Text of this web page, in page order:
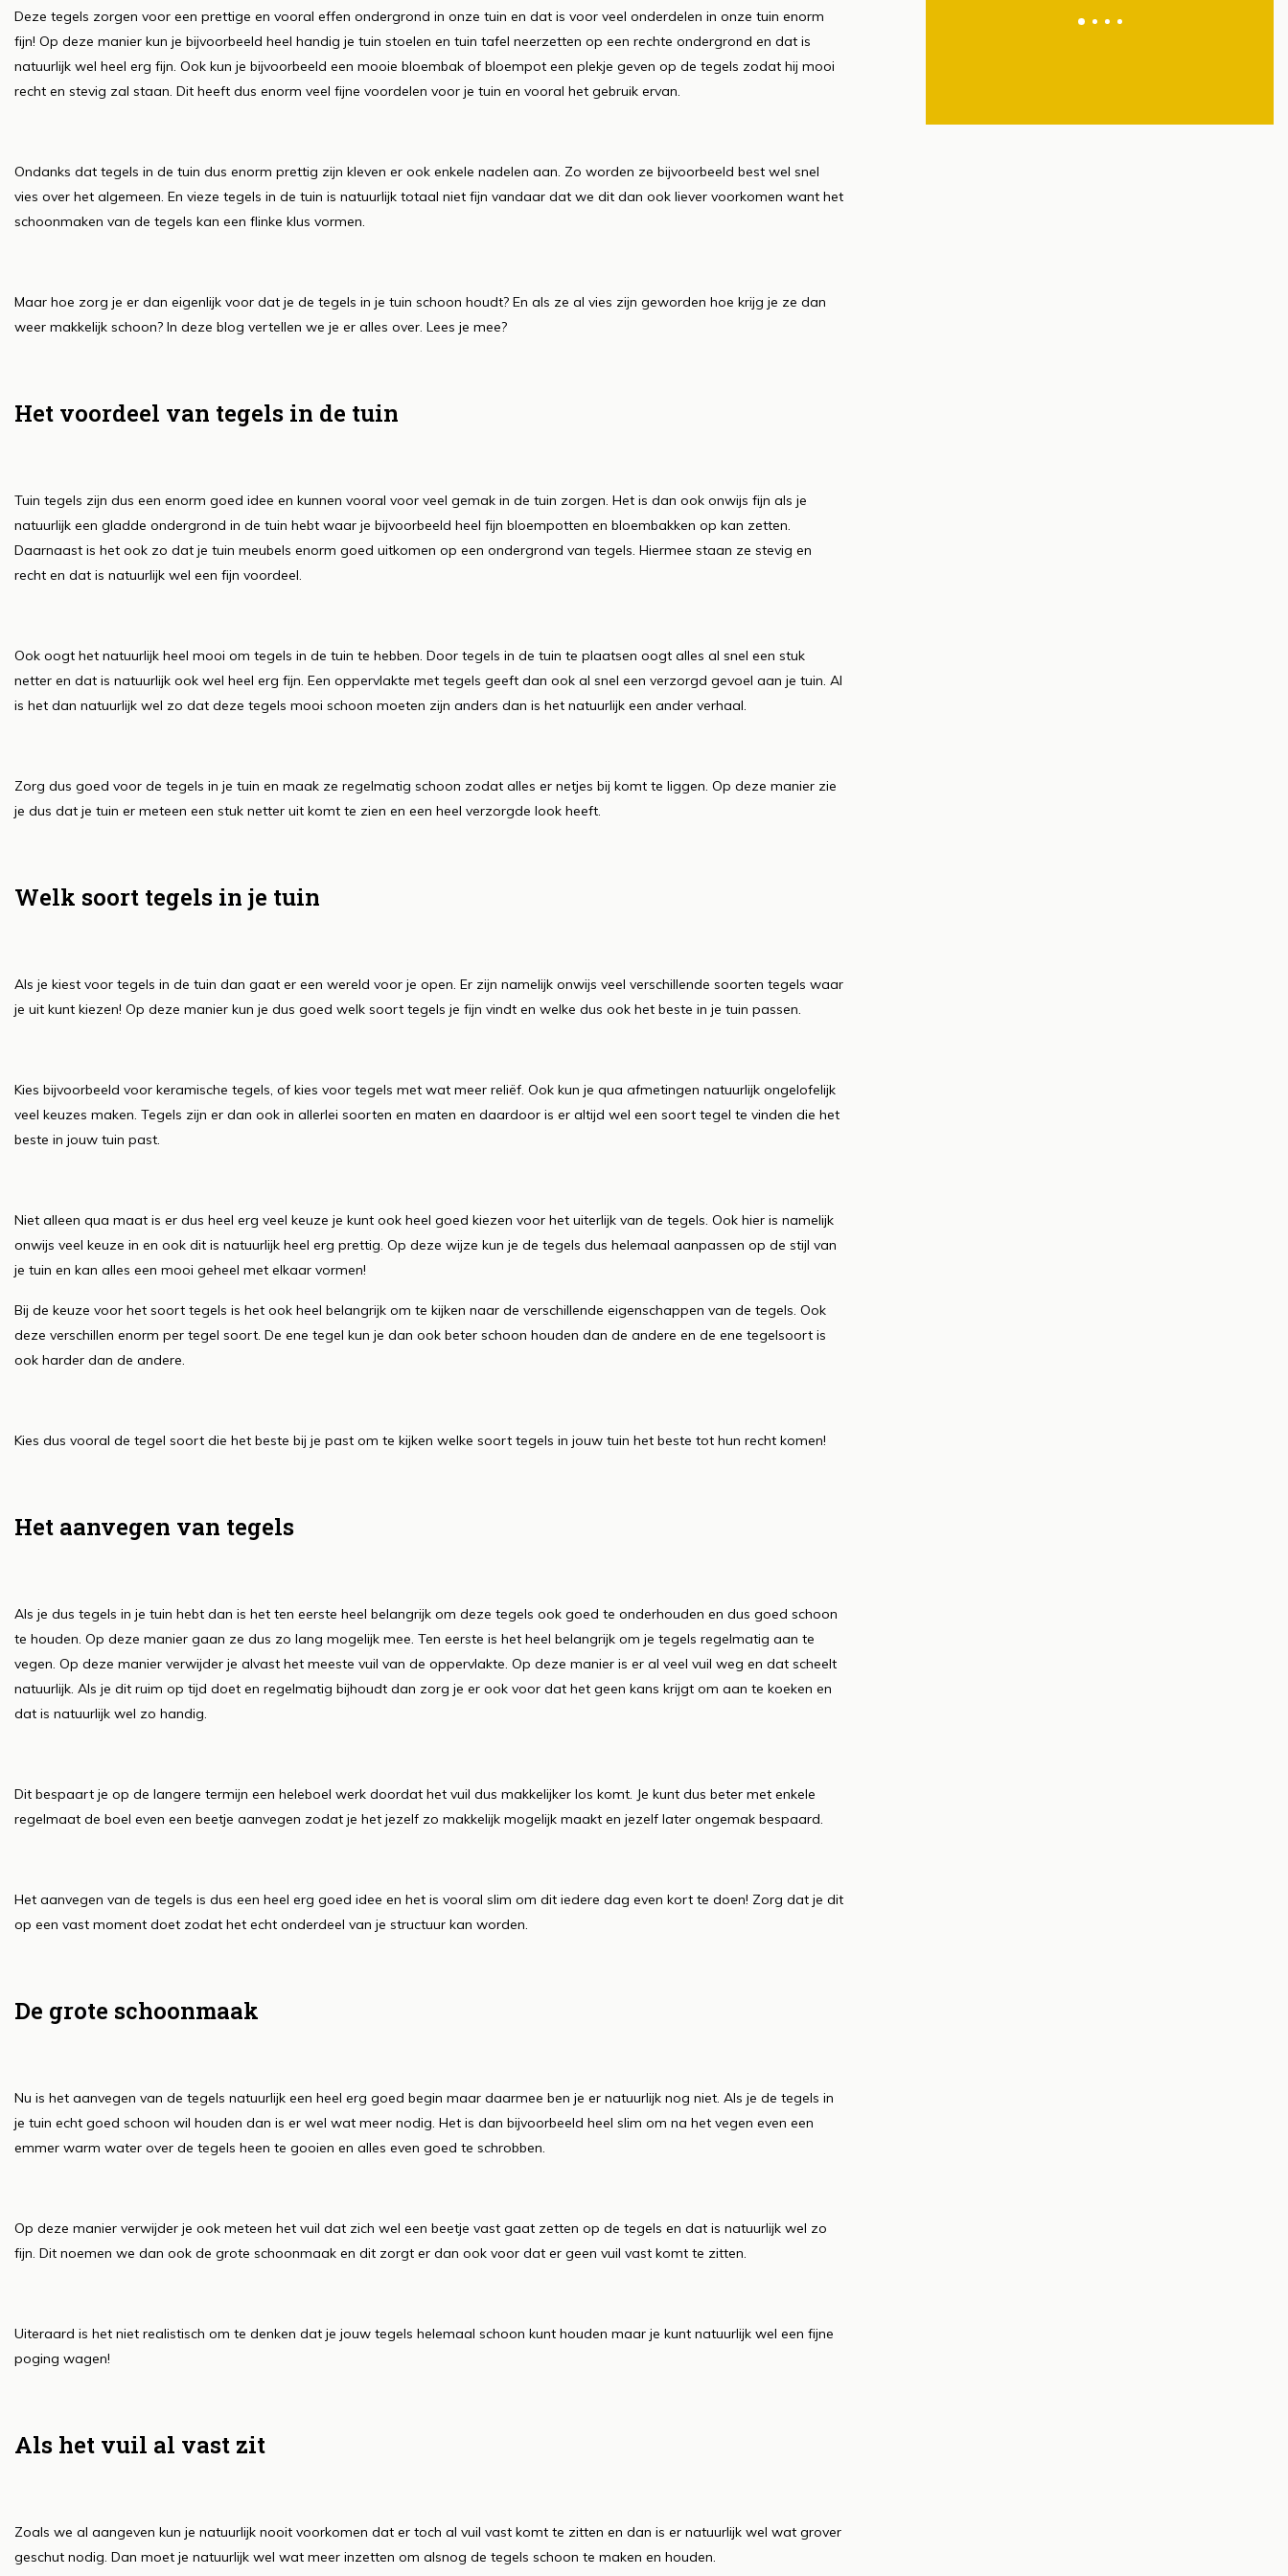
Deze tegels zorgen voor een prettige en vooral effen ondergrond in onze tuin en dat is voor veel onderdelen in onze tuin enorm
fijn! Op deze manier kun je bijvoorbeeld heel handig je tuin stoelen en tuin tafel neerzetten op een rechte ondergrond en dat is
natuurlijk wel heel erg fijn. Ook kun je bijvoorbeeld een mooie bloembak of bloempot een plekje geven op de tegels zodat hij mooi
recht en stevig zal staan. Dit heeft dus enorm veel fijne voordelen voor je tuin en vooral het gebruik ervan.
Ondanks dat tegels in de tuin dus enorm prettig zijn kleven er ook enkele nadelen aan. Zo worden ze bijvoorbeeld best wel snel
vies over het algemeen. En vieze tegels in de tuin is natuurlijk totaal niet fijn vandaar dat we dit dan ook liever voorkomen want het
schoonmaken van de tegels kan een flinke klus vormen.
Maar hoe zorg je er dan eigenlijk voor dat je de tegels in je tuin schoon houdt? En als ze al vies zijn geworden hoe krijg je ze dan
weer makkelijk schoon? In deze blog vertellen we je er alles over. Lees je mee?
Het voordeel van tegels in de tuin
Tuin tegels zijn dus een enorm goed idee en kunnen vooral voor veel gemak in de tuin zorgen. Het is dan ook onwijs fijn als je
natuurlijk een gladde ondergrond in de tuin hebt waar je bijvoorbeeld heel fijn bloempotten en bloembakken op kan zetten.
Daarnaast is het ook zo dat je tuin meubels enorm goed uitkomen op een ondergrond van tegels. Hiermee staan ze stevig en
recht en dat is natuurlijk wel een fijn voordeel.
Ook oogt het natuurlijk heel mooi om tegels in de tuin te hebben. Door tegels in de tuin te plaatsen oogt alles al snel een stuk
netter en dat is natuurlijk ook wel heel erg fijn. Een oppervlakte met tegels geeft dan ook al snel een verzorgd gevoel aan je tuin. Al
is het dan natuurlijk wel zo dat deze tegels mooi schoon moeten zijn anders dan is het natuurlijk een ander verhaal.
Zorg dus goed voor de tegels in je tuin en maak ze regelmatig schoon zodat alles er netjes bij komt te liggen. Op deze manier zie
je dus dat je tuin er meteen een stuk netter uit komt te zien en een heel verzorgde look heeft.
Welk soort tegels in je tuin
Als je kiest voor tegels in de tuin dan gaat er een wereld voor je open. Er zijn namelijk onwijs veel verschillende soorten tegels waar
je uit kunt kiezen! Op deze manier kun je dus goed welk soort tegels je fijn vindt en welke dus ook het beste in je tuin passen.
Kies bijvoorbeeld voor keramische tegels, of kies voor tegels met wat meer reliëf. Ook kun je qua afmetingen natuurlijk ongelofelijk
veel keuzes maken. Tegels zijn er dan ook in allerlei soorten en maten en daardoor is er altijd wel een soort tegel te vinden die het
beste in jouw tuin past.
Niet alleen qua maat is er dus heel erg veel keuze je kunt ook heel goed kiezen voor het uiterlijk van de tegels. Ook hier is namelijk
onwijs veel keuze in en ook dit is natuurlijk heel erg prettig. Op deze wijze kun je de tegels dus helemaal aanpassen op de stijl van
je tuin en kan alles een mooi geheel met elkaar vormen!
Bij de keuze voor het soort tegels is het ook heel belangrijk om te kijken naar de verschillende eigenschappen van de tegels. Ook
deze verschillen enorm per tegel soort. De ene tegel kun je dan ook beter schoon houden dan de andere en de ene tegelsoort is
ook harder dan de andere.
Kies dus vooral de tegel soort die het beste bij je past om te kijken welke soort tegels in jouw tuin het beste tot hun recht komen!
Het aanvegen van tegels
Als je dus tegels in je tuin hebt dan is het ten eerste heel belangrijk om deze tegels ook goed te onderhouden en dus goed schoon
te houden. Op deze manier gaan ze dus zo lang mogelijk mee. Ten eerste is het heel belangrijk om je tegels regelmatig aan te
vegen. Op deze manier verwijder je alvast het meeste vuil van de oppervlakte. Op deze manier is er al veel vuil weg en dat scheelt
natuurlijk. Als je dit ruim op tijd doet en regelmatig bijhoudt dan zorg je er ook voor dat het geen kans krijgt om aan te koeken en
dat is natuurlijk wel zo handig.
Dit bespaart je op de langere termijn een heleboel werk doordat het vuil dus makkelijker los komt. Je kunt dus beter met enkele
regelmaat de boel even een beetje aanvegen zodat je het jezelf zo makkelijk mogelijk maakt en jezelf later ongemak bespaard.
Het aanvegen van de tegels is dus een heel erg goed idee en het is vooral slim om dit iedere dag even kort te doen! Zorg dat je dit
op een vast moment doet zodat het echt onderdeel van je structuur kan worden.
De grote schoonmaak
Nu is het aanvegen van de tegels natuurlijk een heel erg goed begin maar daarmee ben je er natuurlijk nog niet. Als je de tegels in
je tuin echt goed schoon wil houden dan is er wel wat meer nodig. Het is dan bijvoorbeeld heel slim om na het vegen even een
emmer warm water over de tegels heen te gooien en alles even goed te schrobben.
Op deze manier verwijder je ook meteen het vuil dat zich wel een beetje vast gaat zetten op de tegels en dat is natuurlijk wel zo
fijn. Dit noemen we dan ook de grote schoonmaak en dit zorgt er dan ook voor dat er geen vuil vast komt te zitten.
Uiteraard is het niet realistisch om te denken dat je jouw tegels helemaal schoon kunt houden maar je kunt natuurlijk wel een fijne
poging wagen!
Als het vuil al vast zit
Zoals we al aangeven kun je natuurlijk nooit voorkomen dat er toch al vuil vast komt te zitten en dan is er natuurlijk wel wat grover
geschut nodig. Dan moet je natuurlijk wel wat meer inzetten om alsnog de tegels schoon te maken en houden.